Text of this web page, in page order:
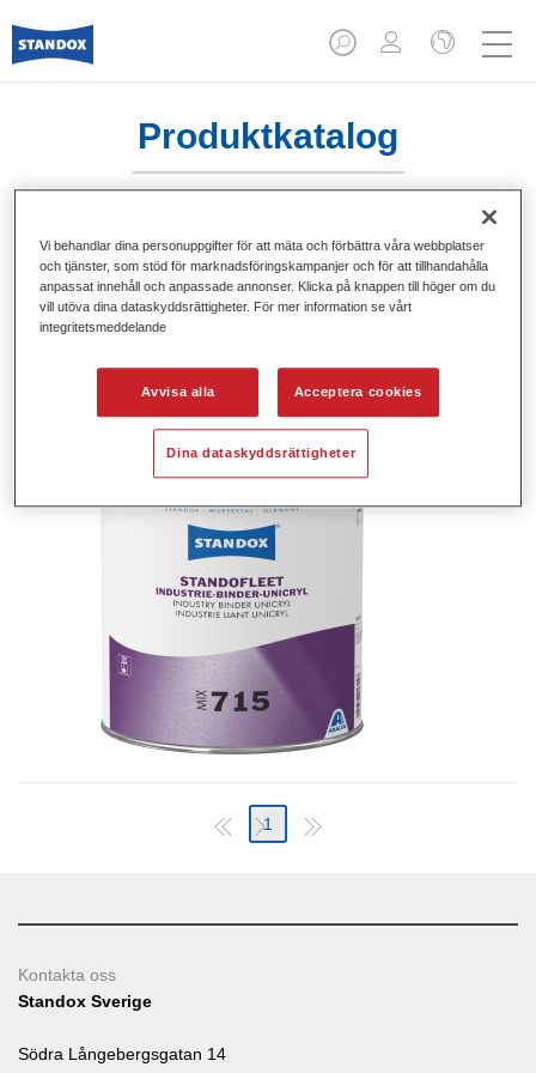
Produktkatalog
Standofleet Industry Binder Unicryl
Mix 715
Artikelnummer
Produktnummer 4024669916157
Mer information
1
Kontakta oss
Standox Sverige
Södra Långebergsgatan 14
Vi behandlar dina personuppgifter för att mäta och förbättra våra webbplatser
och tjänster, som stöd för marknadsföringskampanjer och för att tillhandahålla
anpassat innehåll och anpassade annonser. Klicka på knappen till höger om du
vill utöva dina dataskyddsrättigheter. För mer information se vårt
integritetsmeddelande
Avvisa alla Acceptera cookies
Dina dataskyddsrättigheter